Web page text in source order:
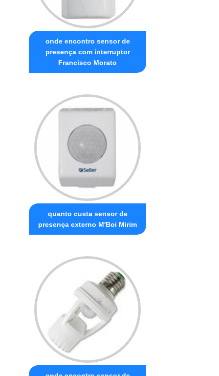
onde encontro sensor de
presença com interruptor
Francisco Morato
quanto custa sensor de
presença externo M'Boi Mirim